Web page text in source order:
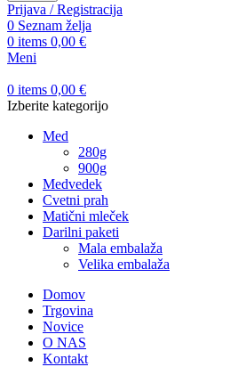
Prijava / Registracija
0 Seznam želja
0 items 0,00 €
Meni
0 items 0,00 €
Izberite kategorijo
Med
280g
900g
Medvedek
Cvetni prah
Matični mleček
Darilni paketi
Mala embalaža
Velika embalaža
Domov
Trgovina
Novice
O NAS
Kontakt